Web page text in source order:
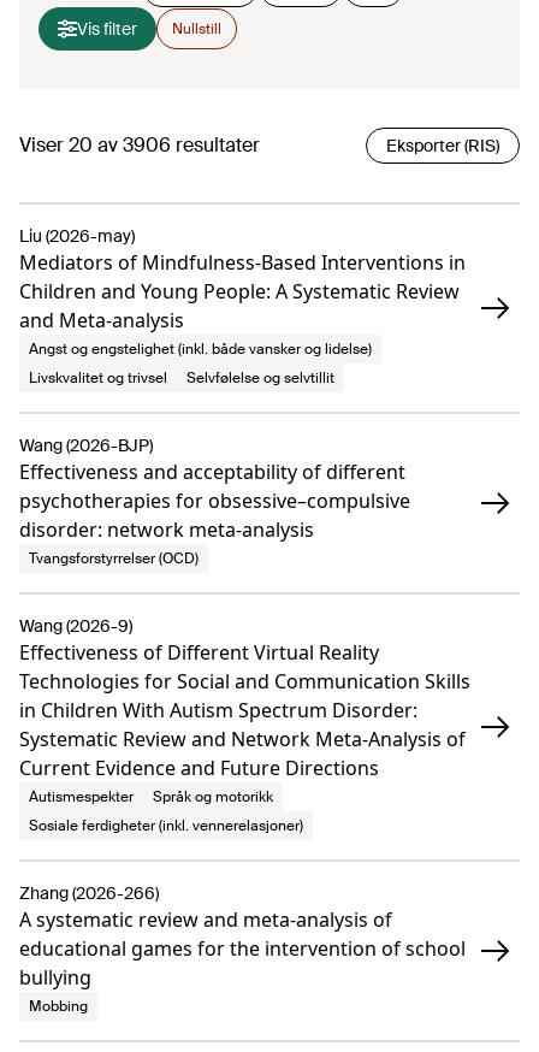
Vis filter Nullstill
Viser20 av3906 resultater Eksporter (RIS)
Mediators of Mindfulness-Based Interventions in
Children and Young People: A Systematic Review
and Meta-analysis
Liu (2026-may)
Angst og engstelighet (inkl. både vansker og lidelse)
Livskvalitet og trivsel
Selvfølelse og selvtillit
Effectiveness and acceptability of different
psychotherapies for obsessive–compulsive
disorder: network meta-analysis
Wang (2026-BJP)
Tvangsforstyrrelser (OCD)
Effectiveness of Different Virtual Reality
Technologies for Social and Communication Skills
in Children With Autism Spectrum Disorder:
Systematic Review and Network Meta-Analysis of
Current Evidence and Future Directions
Wang (2026-9)
Autismespekter
Språk og motorikk
Sosiale ferdigheter (inkl. vennerelasjoner)
A systematic review and meta-analysis of
educational games for the intervention of school
bullying
Zhang (2026-266)
Mobbing